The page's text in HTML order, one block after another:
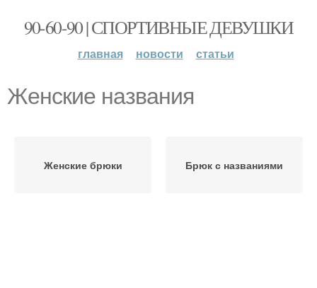
90-60-90 | СПОРТИВНЫЕ ДЕВУШКИ
главная новости статьи
Женские названия
Женские брюки Брюк с названиями